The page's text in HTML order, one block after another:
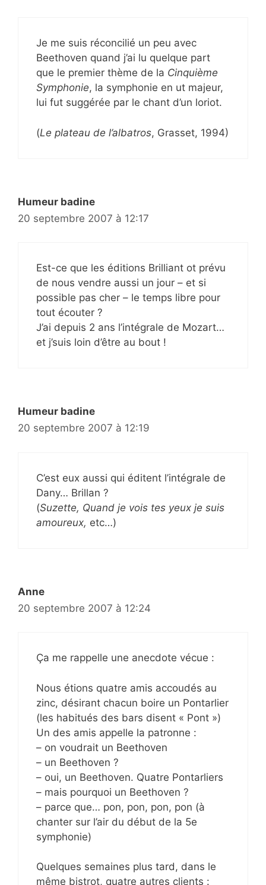
Je me suis réconcilié un peu avec
Beethoven quand j’ai lu quelque part
que le premier thème de la Cinquième
Symphonie, la symphonie en ut majeur,
lui fut suggérée par le chant d’un loriot.
(Le plateau de l’albatros, Grasset, 1994)
Humeur badine
20 septembre 2007 à 12:17
Est-ce que les éditions Brilliant ot prévu
de nous vendre aussi un jour – et si
possible pas cher – le temps libre pour
tout écouter ?
J’ai depuis 2 ans l’intégrale de Mozart…
et j’suis loin d’être au bout !
Humeur badine
20 septembre 2007 à 12:19
C’est eux aussi qui éditent l’intégrale de
Dany… Brillan ?
(Suzette, Quand je vois tes yeux je suis
amoureux, etc…)
Anne
20 septembre 2007 à 12:24
Ça me rappelle une anecdote vécue :
Nous étions quatre amis accoudés au
zinc, désirant chacun boire un Pontarlier
(les habitués des bars disent « Pont »)
Un des amis appelle la patronne :
– on voudrait un Beethoven
– un Beethoven ?
– oui, un Beethoven. Quatre Pontarliers
– mais pourquoi un Beethoven ?
– parce que… pon, pon, pon, pon (à
chanter sur l’air du début de la 5e
symphonie)
Quelques semaines plus tard, dans le
même bistrot, quatre autres clients :